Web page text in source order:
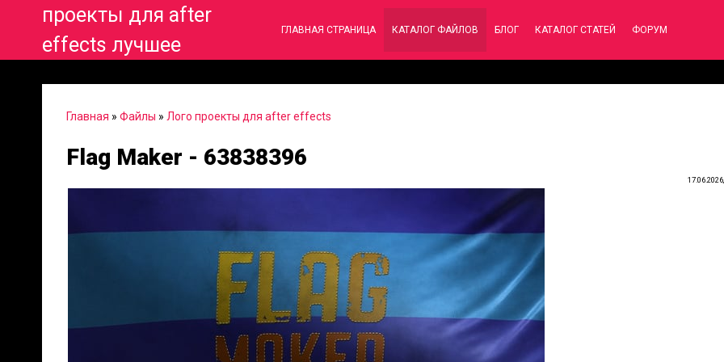
проекты для after
effects лучшее
ГЛАВНАЯ СТРАНИЦА КАТАЛОГ ФАЙЛОВ БЛОГ КАТАЛОГ СТАТЕЙ ФОРУМ
Главная » Файлы » Лого проекты для after effects
Flag Maker - 63838396